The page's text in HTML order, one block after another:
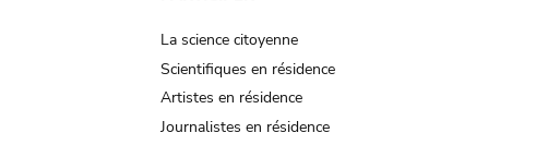
La science citoyenne
Scientifiques en résidence
Artistes en résidence
Journalistes en résidence